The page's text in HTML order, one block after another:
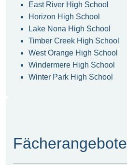
East River High School
Horizon High School
Lake Nona High School
Timber Creek High School
West Orange High School
Windermere High School
Winter Park High School
Fächerangebote